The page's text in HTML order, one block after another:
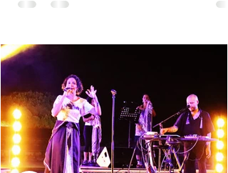
musiciens et un duo de choristes très rodé.
arrêté d'interagir avec les rythmes endiablés et
enflammés de cette musique malienne portant
elle la force et l'énergie de l'Afrique. La voix
Salif Keita est d'une vigueur inouïe, ses cris
les clameurs de l'homme éternel pour une vie
terre bien meilleure. Salif Keita, sur scène,
non seulement le cœur de son aud